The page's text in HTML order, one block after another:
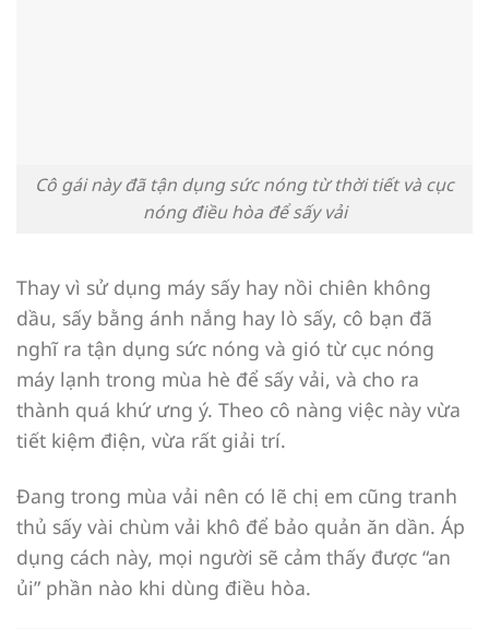
Cô gái này đã tận dụng sức nóng từ thời tiết và cục
nóng điều hòa để sấy vải
Thay vì sử dụng máy sấy hay nồi chiên không
dầu, sấy bằng ánh nắng hay lò sấy, cô bạn đã
nghĩ ra tận dụng sức nóng và gió từ cục nóng
máy lạnh trong mùa hè để sấy vải, và cho ra
thành quá khứ ưng ý. Theo cô nàng việc này vừa
tiết kiệm điện, vừa rất giải trí.
Đang trong mùa vải nên có lẽ chị em cũng tranh
thủ sấy vài chùm vải khô để bảo quản ăn dần. Áp
dụng cách này, mọi người sẽ cảm thấy được “an
ủi” phần nào khi dùng điều hòa.